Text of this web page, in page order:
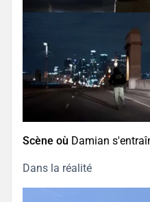
Scène où Damian
Dans la réalité